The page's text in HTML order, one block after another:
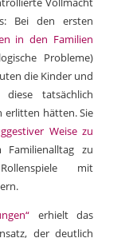
Bei den ersten
in den Familien
Probleme)
die Kinder und
tatsächlich
erlitten hätten. Sie
Weise zu
zu
mit
erhielt das
der deutlich